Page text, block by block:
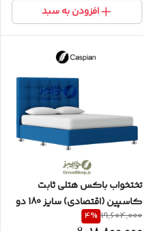
افزودن به سبد
تختخواب باکس هتلی ثابت
کاسپین (اقتصادی) سایز 180 دو
نفره (دو تکه ) به همراه تاج طرح
19,604,000
4%